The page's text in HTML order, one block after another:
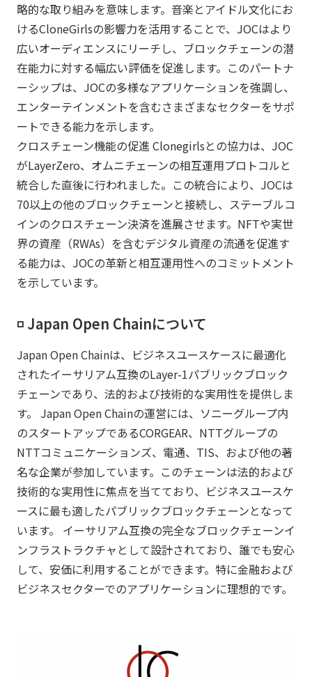
略的な取り組みを意味します。音楽とアイドル文化にお
けるCloneGirlsの影響力を活用することで、JOCはより
広いオーディエンスにリーチし、ブロックチェーンの潜
在能力に対する幅広い評価を促進します。このパートナ
ーシップは、JOCの多様なアプリケーションを強調し、
エンターテインメントを含むさまざまなセクターをサポ
ートできる能力を示します。
クロスチェーン機能の促進 Clonegirlsとの協力は、JOC
がLayerZero、オムニチェーンの相互運用プロトコルと
統合した直後に行われました。この統合により、JOCは
70以上の他のブロックチェーンと接続し、ステーブルコ
インのクロスチェーン決済を進展させます。NFTや実世
界の資産（RWAs）を含むデジタル資産の流通を促進す
る能力は、JOCの革新と相互運用性へのコミットメント
を示しています。
◽️ Japan Open Chainについて
Japan Open Chainは、ビジネスユースケースに最適化
されたイーサリアム互換のLayer-1パブリックブロック
チェーンであり、法的および技術的な実用性を提供しま
す。 Japan Open Chainの運営には、ソニーグループ内
のスタートアップであるCORGEAR、NTTグループの
NTTコミュニケーションズ、電通、TIS、および他の著
名な企業が参加しています。このチェーンは法的および
技術的な実用性に焦点を当てており、ビジネスユースケ
ースに最も適したパブリックブロックチェーンとなって
います。 イーサリアム互換の完全なブロックチェーンイ
ンフラストラクチャとして設計されており、誰でも安心
して、安価に利用することができます。特に金融および
ビジネスセクターでのアプリケーションに理想的です。